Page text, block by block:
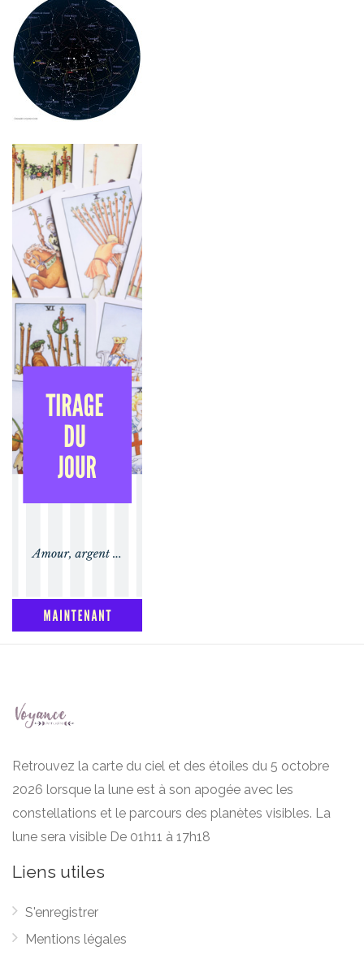
Retrouvez la carte du ciel et des étoiles du 5 octobre
2026 lorsque la lune est à son apogée avec les
constellations et le parcours des planètes visibles. La
lune sera visible De 01h11 à 17h18
Liens utiles
S'enregistrer
Mentions légales